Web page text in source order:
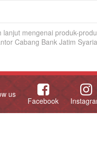
mengenai produk-
Cabang Bank Jatim
us
Facebook